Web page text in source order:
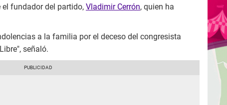
el fundador del partido, Vladimir Cerrón, quien ha
a la familia por el deceso del congresista
señaló.